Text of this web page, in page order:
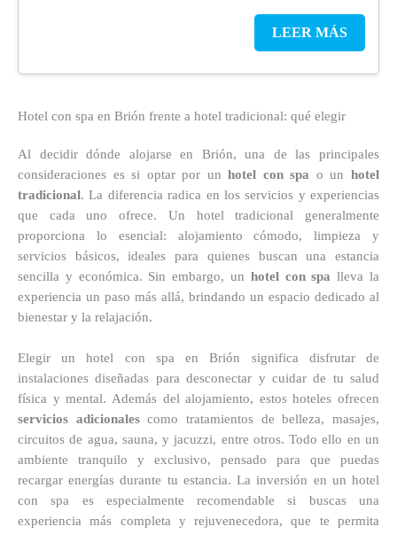
LEER MÁS
Hotel con spa en Brión frente a hotel tradicional: qué elegir
Al decidir dónde alojarse en Brión, una de las principales
consideraciones es si optar por unhotel con spa o unhotel
tradicional. La diferencia radica en los servicios y experiencias
que cada uno ofrece. Un hotel tradicional generalmente
proporciona lo esencial: alojamiento cómodo, limpieza y
servicios básicos, ideales para quienes buscan una estancia
sencilla y económica. Sin embargo, un hotel con spa lleva la
experiencia un paso más allá, brindando un espacio dedicado al
bienestar y la relajación.
Elegir un hotel con spa en Brión significa disfrutar de
instalaciones diseñadas para desconectar y cuidar de tu salud
física y mental. Además del alojamiento, estos hoteles ofrecen
servicios adicionalescomo tratamientos de belleza, masajes,
circuitos de agua, sauna, y jacuzzi, entre otros. Todo ello en un
ambiente tranquilo y exclusivo, pensado para que puedas
recargar energías durante tu estancia. La inversión en un hotel
con spa es especialmente recomendable si buscas una
experiencia más completa y rejuvenecedora, que te permita